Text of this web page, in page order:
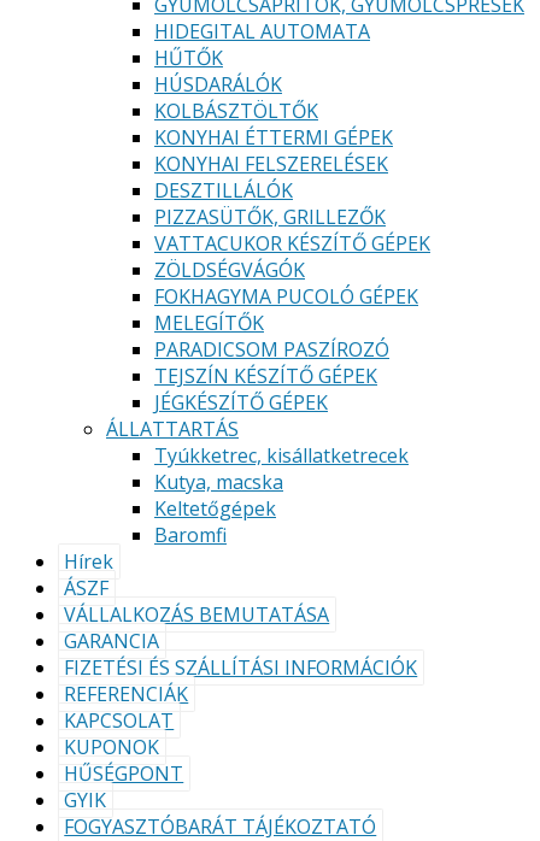
HIDEGITAL AUTOMATA
HŰTŐK
HÚSDARÁLÓK
KOLBÁSZTÖLTŐK
KONYHAI ÉTTERMI GÉPEK
KONYHAI FELSZERELÉSEK
DESZTILLÁLÓK
PIZZASÜTŐK, GRILLEZŐK
VATTACUKOR KÉSZÍTŐ GÉPEK
ZÖLDSÉGVÁGÓK
FOKHAGYMA PUCOLÓ GÉPEK
MELEGÍTŐK
PARADICSOM PASZÍROZÓ
TEJSZÍN KÉSZÍTŐ GÉPEK
JÉGKÉSZÍTŐ GÉPEK
ÁLLATTARTÁS
Tyúkketrec, kisállatketrecek
Kutya, macska
Keltetőgépek
Baromfi
Hírek
ÁSZF
VÁLLALKOZÁS BEMUTATÁSA
GARANCIA
FIZETÉSI ÉS SZÁLLÍTÁSI INFORMÁCIÓK
REFERENCIÁK
KAPCSOLAT
KUPONOK
HŰSÉGPONT
GYIK
FOGYASZTÓBARÁT TÁJÉKOZTATÓ